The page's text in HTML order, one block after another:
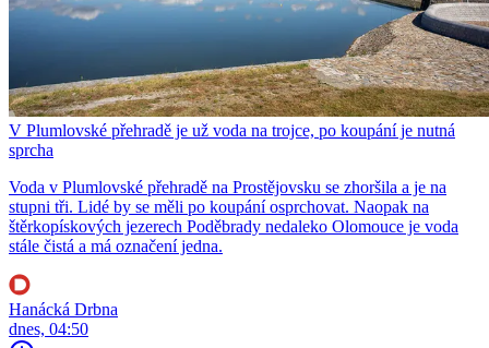
V Plumlovské přehradě je už voda na trojce, po koupání je nutná
sprcha
Voda v Plumlovské přehradě na Prostějovsku se zhoršila a je na
stupni tři. Lidé by se měli po koupání osprchovat. Naopak na
štěrkopískových jezerech Poděbrady nedaleko Olomouce je voda
stále čistá a má označení jedna.
Hanácká Drbna
dnes, 04:50